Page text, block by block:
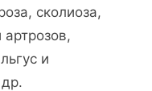
сколиоза,
артрозов,
и